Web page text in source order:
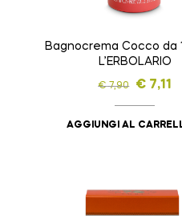
Bagnocrema Cocco da
L’ERBOLARIO
€7,90 €7,11
AGGIUNGI AL